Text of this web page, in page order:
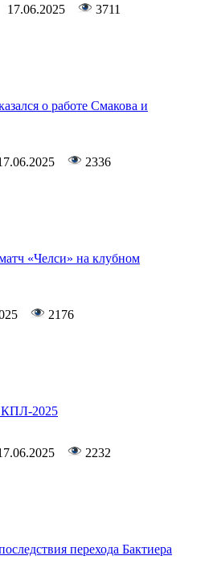
17.06.2025 3711
о работе Смакова и
2336
«Челси» на клубном
2176
КПЛ-2025
2232
перехода Бактиера